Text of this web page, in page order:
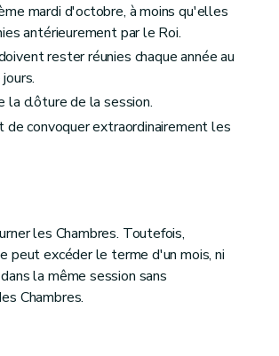
mardi d'octobre, à moins qu'elles
antérieurement par le Roi.
rester réunies chaque année au
la clôture de la session.
de convoquer extraordinairement les
les Chambres. Toutefois,
peut excéder le terme d'un mois, ni
la même session sans
Chambres.